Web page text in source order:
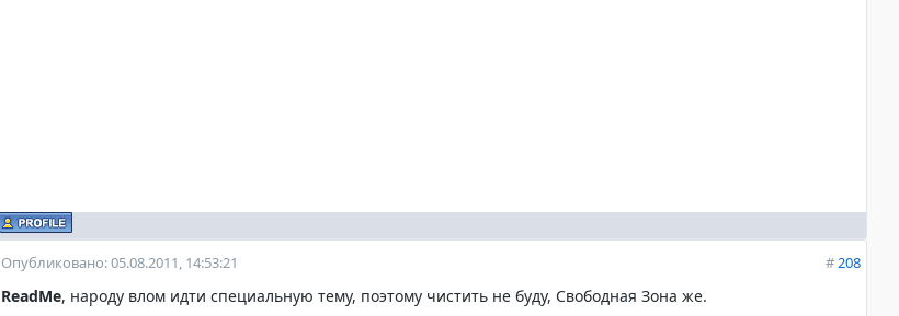
#208
Опубликовано: 05.08.2011, 14:53:21
ReadMe, народу влом идти специальную тему, поэтому чистить не буду, Свободная Зона же.